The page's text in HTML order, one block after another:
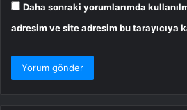
Daha sonraki yorumlarımda
adresim ve site adresim bu tarayıcıya